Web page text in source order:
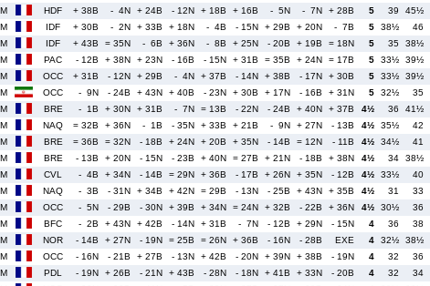
HDF + 38B - 4N + 24B - 12N + 18B + 16B - 5N - 7N + 28B 5 39 45½
IDF + 30B - 2N + 33B + 18N - 4B - 15N + 29B + 20N - 7B 5 38½ 46
IDF + 43B = 35N - 6B + 36N - 8B + 25N - 20B + 19B = 18N 5 35 38½
PAC - 12B + 38N + 23N - 16B - 15N + 31B = 35B + 24N = 17B 5 33½ 39½
OCC + 31B - 12N + 29B - 4N + 37B - 14N + 38B - 17N + 30B 5 33½ 39½
OCC - 9N - 24B + 43N + 40B - 23N + 30B + 17N - 16B + 31N 5 32½ 35
BRE - 1B + 30N + 31B - 7N = 13B - 22N - 24B + 40N + 37B 4½ 36 41½
NAQ = 32B + 36N - 1B - 35N + 33B + 21B - 9N + 27N - 13B 4½ 35½ 42
BRE = 36B = 32N - 18B + 24N + 20B + 35N - 14B = 12N - 11B 4½ 34½ 41
BRE - 13B + 20N - 15N - 23B + 40N = 27B + 21N - 18B + 38N 4½ 34 38½
CVL - 4B + 34N - 14B = 29N + 36B - 17B + 26N + 35N - 12B 4½ 33½ 40
NAQ - 3B - 31N + 34B + 42N = 29B - 13N - 25B + 43N + 35B 4½ 31 33
OCC - 5N - 29B - 30N + 39B + 34N = 24N + 32B - 22B + 36N 4½ 30½ 36
BFC - 2B + 43N + 42B - 14N + 31B - 7N - 12B + 29N - 15N 4 36 38
NOR - 14B + 27N - 19N = 25B = 26N + 36B - 16N - 28B EXE 4 32½ 38½
OCC - 16N - 21B + 27B - 13N + 42B - 20N + 39N + 38B - 19N 4 32 36
PDL - 19N + 26B - 21N + 43B - 28N - 18N + 41B + 33N - 20B 4 32 34